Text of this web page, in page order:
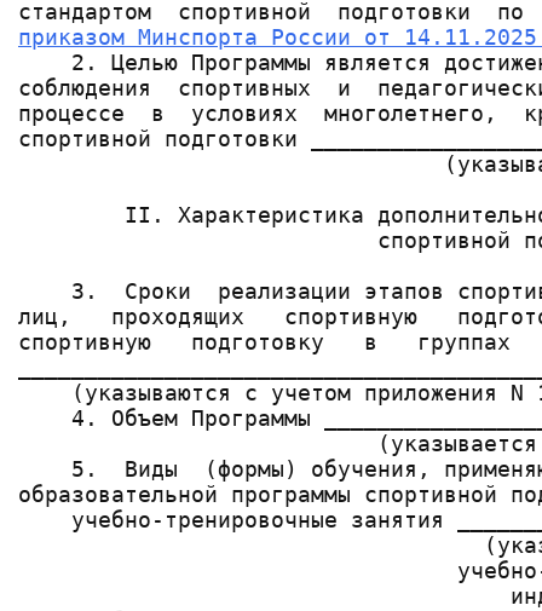
приказом Минспорта России от